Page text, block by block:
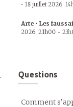
• 18 juillet 2026
Arte • Les
2026 21h00 -
Questions
Comment